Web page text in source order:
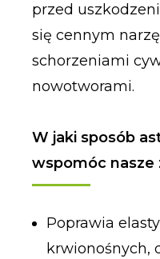
przed
się cennym
schorzeniami
nowotworami.
W jaki sposób
wspomóc nasze
Poprawia
krwionośnych,